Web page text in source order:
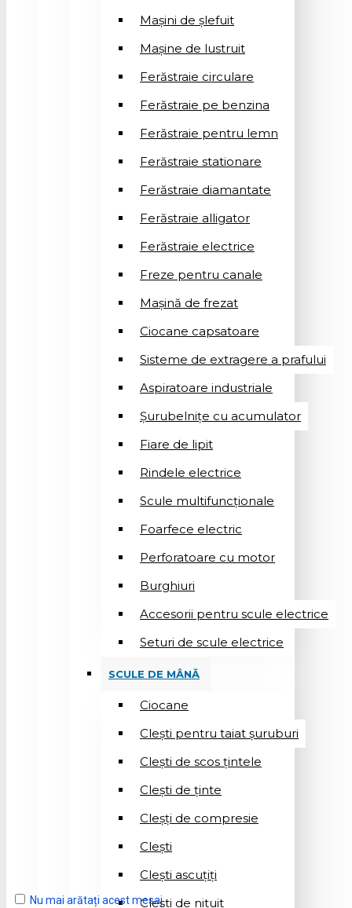
Mașini de șlefuit
Mașinе de lustruit
Ferăstraie circulare
Ferăstraie pe benzina
Ferăstraie pentru lemn
Ferăstraie stationare
Ferăstraie diamantate
Ferăstraie alligator
Ferăstraie electrice
Freze pentru canale
Mașină de frezat
Ciocane capsatoare
Sisteme de extragere a prafului
Aspiratoare industriale
Șurubelnițe cu acumulator
Fiare de lipit
Rindele electrice
Scule multifuncționale
Foarfece electric
Perforatoare cu motor
Burghiuri
Accesorii pentru scule electrice
Seturi de scule electrice
SCULE DE MÂNĂ
Ciocane
Cleşti pentru taiat șuruburi
Clești de scos țintele
Clești de ținte
Cleșți de compresie
Cleşti
Clești ascuțiți
Cleşti de nituit
Nu mai arătați acest mesaj